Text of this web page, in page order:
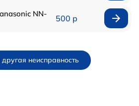
NN-
500 р
неисправность